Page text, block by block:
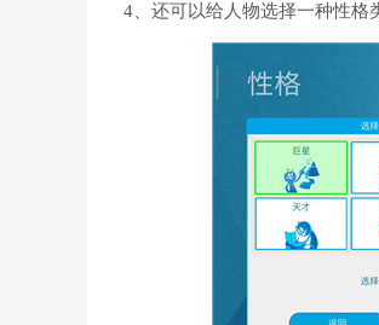
4、还可以给人物选择一种性格